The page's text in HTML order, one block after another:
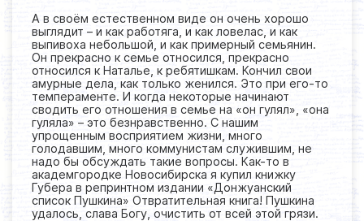
А в своём естественном виде он очень хорошо
выглядит – и как работяга, и как ловелас, и как
выпивоха небольшой, и как примерный семьянин.
Он прекрасно к семье относился, прекрасно
относился к Наталье, к ребятишкам. Кончил свои
амурные дела, как только женился. Это при его-то
темпераменте. И когда некоторые начинают
сводить его отношения в семье на «он гулял», «она
гуляла» – это безнравственно. С нашим
упрощенным восприятием жизни, много
голодавшим, много коммунистам служившим, не
надо бы обсуждать такие вопросы. Как-то в
академгородке Новосибирска я купил книжку
Губера в репринтном издании «Донжуанский
список Пушкина» Отвратительная книга! Пушкина
удалось, слава Богу, очистить от всей этой грязи.